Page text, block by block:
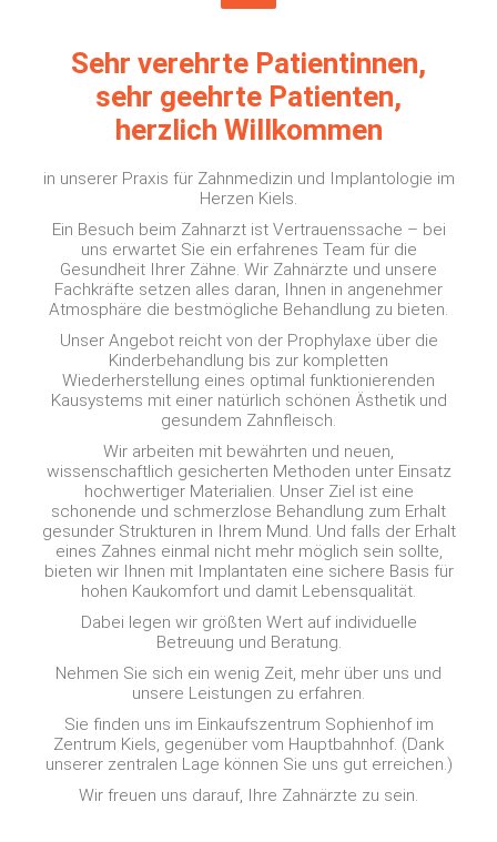
Sehr verehrte Patientinnen,
sehr geehrte Patienten,
herzlich Willkommen
in unserer Praxis für Zahnmedizin und Implantologie im
Herzen Kiels.
Ein Besuch beim Zahnarzt ist Vertrauenssache – bei
uns erwartet Sie ein erfahrenes Team für die
Gesundheit Ihrer Zähne. Wir Zahnärzte und unsere
Fachkräfte setzen alles daran, Ihnen in angenehmer
Atmosphäre die bestmögliche Behandlung zu bieten.
Unser Angebot reicht von der Prophylaxe über die
Kinderbehandlung bis zur kompletten
Wiederherstellung eines optimal funktionierenden
Kausystems mit einer natürlich schönen Ästhetik und
gesundem Zahnfleisch.
Wir arbeiten mit bewährten und neuen,
wissenschaftlich gesicherten Methoden unter Einsatz
hochwertiger Materialien. Unser Ziel ist eine
schonende und schmerzlose Behandlung zum Erhalt
gesunder Strukturen in Ihrem Mund. Und falls der Erhalt
eines Zahnes einmal nicht mehr möglich sein sollte,
bieten wir Ihnen mit Implantaten eine sichere Basis für
hohen Kaukomfort und damit Lebensqualität.
Dabei legen wir größten Wert auf individuelle
Betreuung und Beratung.
Nehmen Sie sich ein wenig Zeit, mehr über uns und
unsere Leistungen zu erfahren.
Sie finden uns im Einkaufszentrum Sophienhof im
Zentrum Kiels, gegenüber vom Hauptbahnhof. (Dank
unserer zentralen Lage können Sie uns gut erreichen.)
Wir freuen uns darauf, Ihre Zahnärzte zu sein.